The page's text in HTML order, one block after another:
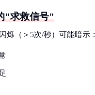
"求救信号"
烁（＞5次/秒）可能暗示：